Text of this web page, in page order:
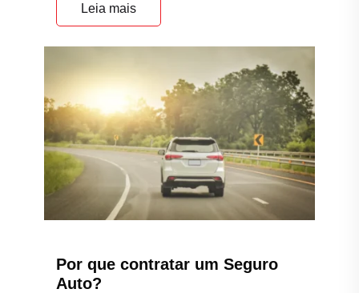
Leia mais
Por que contratar um Seguro
Auto?